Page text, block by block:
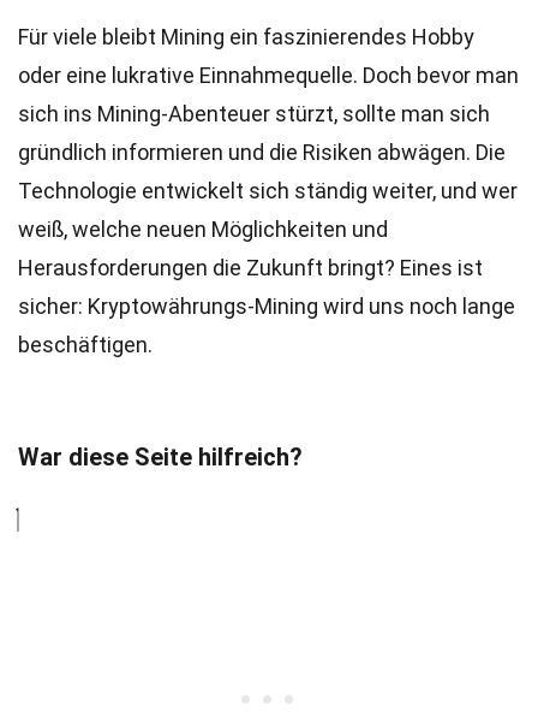
Für viele bleibt Mining ein faszinierendes Hobby
oder eine lukrative Einnahmequelle. Doch bevor man
sich ins Mining-Abenteuer stürzt, sollte man sich
gründlich informieren und die Risiken abwägen. Die
Technologie entwickelt sich ständig weiter, und wer
weiß, welche neuen Möglichkeiten und
Herausforderungen die Zukunft bringt? Eines ist
sicher: Kryptowährungs-Mining wird uns noch lange
beschäftigen.
War diese Seite hilfreich?